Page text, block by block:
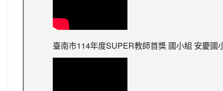
臺南市114年度SUPER教師首獎 國小組 安慶國